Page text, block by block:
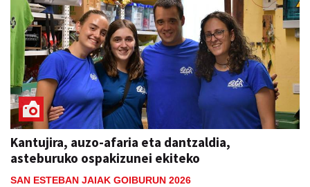
Kantujira, auzo-afaria eta dantzaldia,
asteburuko ospakizunei ekiteko
SAN ESTEBAN JAIAK GOIBURUN 2026